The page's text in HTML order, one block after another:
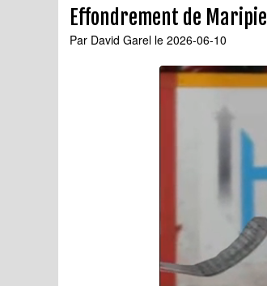
Effondrement de
Par David Garel le 2026-06-10